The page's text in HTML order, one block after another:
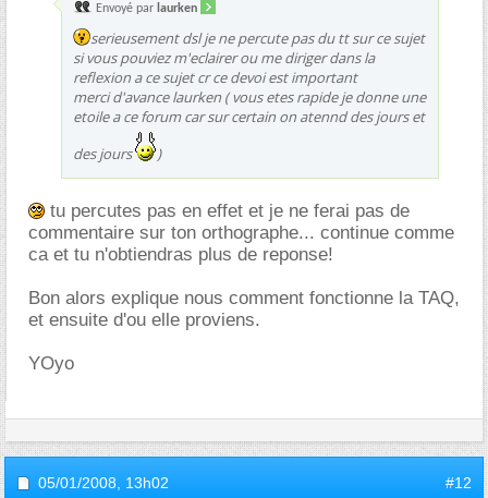
Envoyé par laurken
serieusement dsl je ne percute pas du tt sur ce sujet
si vous pouviez m'eclairer ou me diriger dans la
reflexion a ce sujet cr ce devoi est important
merci d'avance laurken ( vous etes rapide je donne une
etoile a ce forum car sur certain on atennd des jours et
des jours
)
tu percutes pas en effet et je ne ferai pas de
commentaire sur ton orthographe... continue comme
ca et tu n'obtiendras plus de reponse!
Bon alors explique nous comment fonctionne la TAQ,
et ensuite d'ou elle proviens.
YOyo
05/01/2008, 13h02 #12